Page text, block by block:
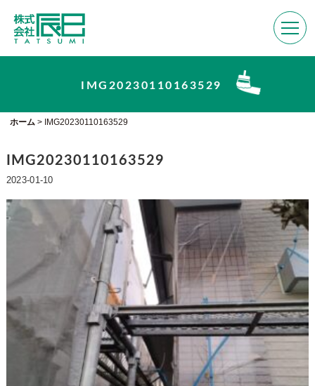
IMG20230110163529
ホーム> IMG20230110163529
IMG20230110163529
2023-01-10